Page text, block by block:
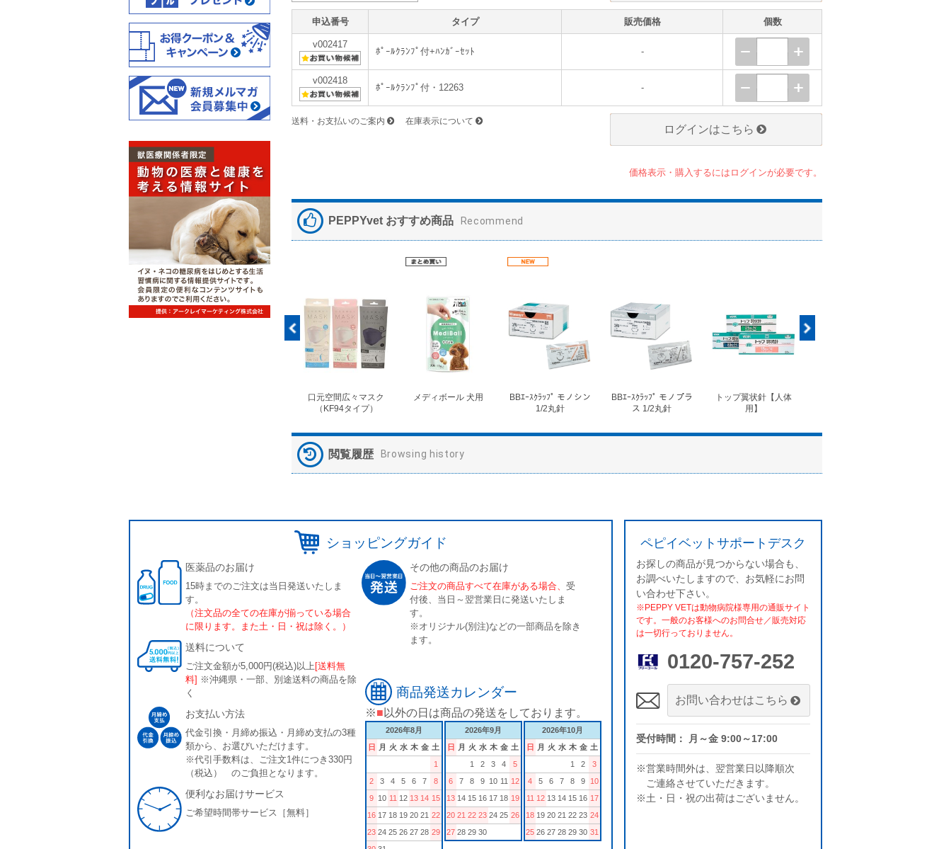
申込番号 タイプ 販売価格 個数
v002417
ﾎﾟｰﾙｸﾗﾝﾌﾟ付+ﾊﾝｶﾞｰｾｯﾄ -
v002418
ﾎﾟｰﾙｸﾗﾝﾌﾟ付・12263 -
送料・お支払いのご案内 在庫表示について
ログインはこちら
価格表示・購入するにはログインが必要です。
PEPPYvet おすすめ商品 Recommend
口元空間広々マスク
（KF94タイプ）
メディボール 犬用
BBｴｰｽｸﾗｯﾌﾟ モノシン
1/2丸針
BBｴｰｽｸﾗｯﾌﾟ モノプラ
ス 1/2丸針
トップ翼状針【人体
用】
閲覧履歴 Browsing history
ショッピングガイド
医薬品のお届け
15時までのご注文は当日発送いたしま
す。
（注文品の全ての在庫が揃っている場合
に限ります。また土・日・祝は除く。）
送料について
ご注文金額が5,000円(税込)以上 [送料無
料] ※沖縄県・一部、別途送料の商品を除
く
お支払い方法
代金引換・月締め振込・月締め支払の3種
類から、お選びいただけます。
※代引手数料は、ご注文1件につき330円
（税込） のご負担となります。
便利なお届けサービス
ご希望時間帯サービス［無料］
その他の商品のお届け
ご注文の商品すべて在庫がある場合、 受
付後、当日～翌営業日に発送いたしま
す。
※オリジナル(別注)などの一部商品を除き
ます。
商品発送カレンダー
※■ 以外の日は商品の発送をしております。
2026年8月
日
月 火 水 木 金 土
1
2
3 4 5 6 7
8
9 10 11 12 13 14 15
16 17 18 19 20 21 22
23 24 25 26 27 28 29
2026年9月
日
月 火 水 木 金 土
1
2 3 4
5
6
7 8 9 10 11
12
13 14 15 16 17 18 19
20 21 22 23 24 25 26
27 28 29 30
2026年10月
日
月 火 水 木 金 土
1
2
3
4
5 6 7 8 9
10
11 12 13 14 15 16 17
18 19 20 21 22 23 24
25 26 27 28 29 30 31
ペピイベットサポートデスク
お探しの商品が見つからない場合も、
お調べいたしますので、お気軽にお問
い合わせ下さい。
※PEPPY VETは動物病院様専用の通販サイト
です。一般のお客様へのお問合せ／販売対応
は一切行っておりません。
0120-757-252
お問い合わせはこちら
受付時間： 月～金 9:00～17:00
※営業時間外は、翌営業日以降順次
ご連絡させていただきます。
※土・日・祝の出荷はございません。